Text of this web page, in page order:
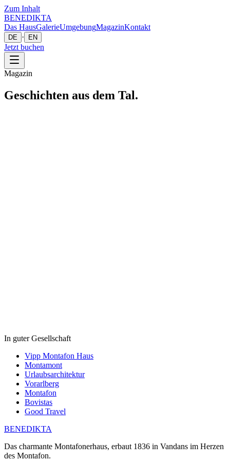
Zum Inhalt
BENEDIKTA
Das HausGalerieUmgebungMagazinKontakt
DE · EN
Jetzt buchen
Magazin
Geschichten aus dem Tal.
In guter Gesellschaft
Vipp Montafon Haus
Montamont
Urlaubsarchitektur
Vorarlberg
Montafon
Bovistas
Good Travel
BENEDIKTA
Das charmante Montafonerhaus, erbaut 1836 in Vandans im Herzen
des Montafon.